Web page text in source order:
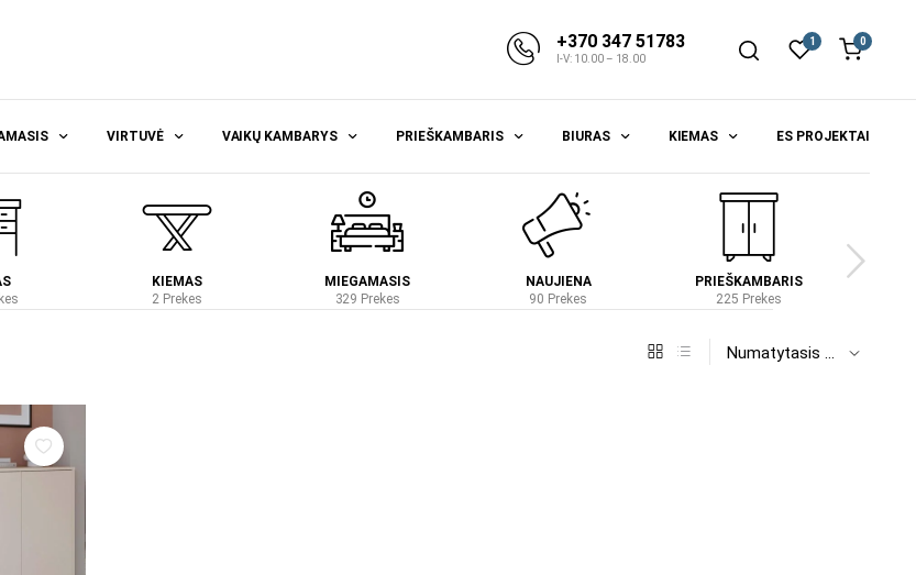
+370 347 51783
I-V: 10.00 – 18.00
1 0
VIRTUVĖ VAIKŲ KAMBARYS PRIEŠKAMBARIS BIURAS KIEMAS ES PROJEKTAI
KIEMAS
2 Prekes
MIEGAMASIS
329 Prekes
NAUJIENA
90 Prekes
PRIEŠKAMBARIS
225 Prekes